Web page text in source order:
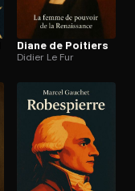
Diane de Poitiers
Didier Le Fur